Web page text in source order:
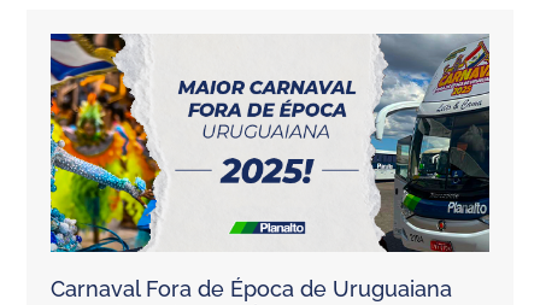
Carnaval Fora de Época de Uruguaiana